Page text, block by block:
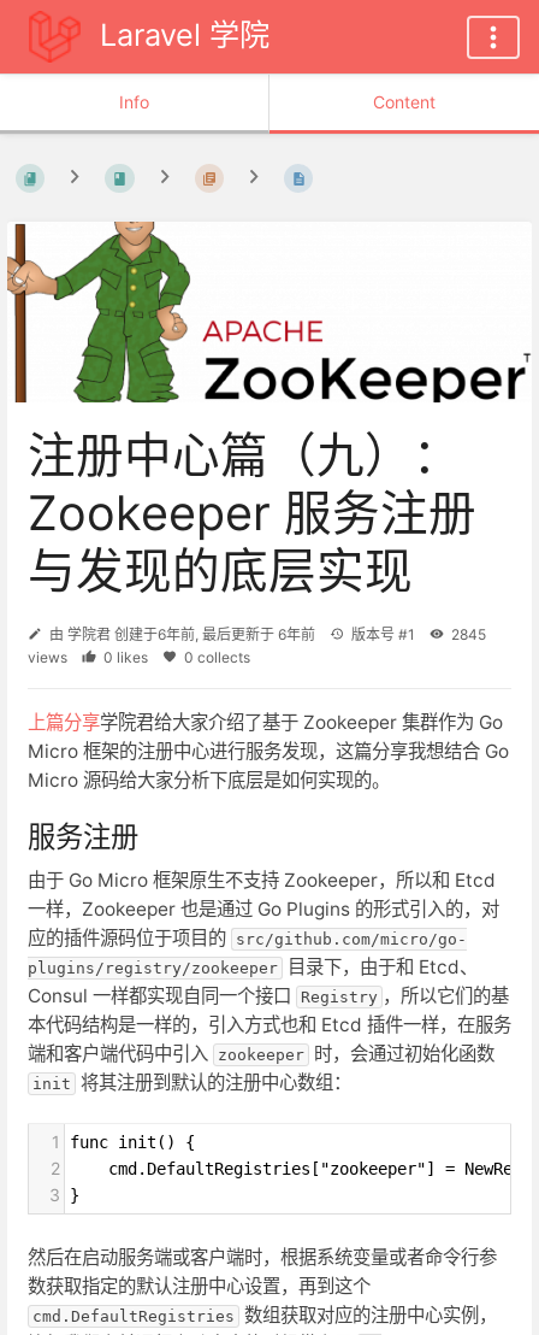
Laravel 学院
Info Content
注册中心篇（九）：
Zookeeper 服务注册
与发现的底层实现
由 学院君 创建于6年前, 最后更新于 6年前 版本号 #1
2845
views
0 likes 0 collects
上篇分享学院君给大家介绍了基于 Zookeeper 集群作为 Go
Micro 框架的注册中心进行服务发现，这篇分享我想结合 Go
Micro 源码给大家分析下底层是如何实现的。
服务注册
由于 Go Micro 框架原生不支持 Zookeeper，所以和 Etcd
一样，Zookeeper 也是通过 Go Plugins 的形式引入的，对
应的插件源码位于项目的 src/github.com/micro/go-
plugins/registry/zookeeper
目录下，由于和 Etcd、
Consul 一样都实现自同一个接口
Registry ，所以它们的基
本代码结构是一样的，引入方式也和 Etcd 插件一样，在服务
端和客户端代码中引入 zookeeper 时，会通过初始化函数
init 将其注册到默认的注册中心数组：
1 func init() {
2 cmd.DefaultRegistries["zookeeper"] =
3 }
然后在启动服务端或客户端时，根据系统变量或者命令行参
数获取指定的默认注册中心设置，再到这个
cmd.DefaultRegistries 数组获取对应的注册中心实例，